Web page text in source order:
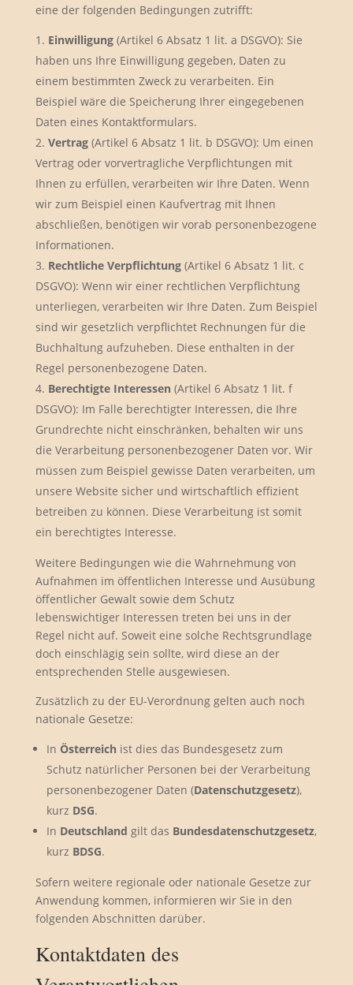
eine der folgenden Bedingungen zutrifft:
Einwilligung(Artikel 6 Absatz 1 lit. a DSGVO): Sie
haben uns Ihre Einwilligung gegeben, Daten zu
einem bestimmten Zweck zu verarbeiten. Ein
Beispiel wäre die Speicherung Ihrer eingegebenen
Daten eines Kontaktformulars.
Vertrag(Artikel 6 Absatz 1 lit. b DSGVO): Um einen
Vertrag oder vorvertragliche Verpflichtungen mit
Ihnen zu erfüllen, verarbeiten wir Ihre Daten. Wenn
wir zum Beispiel einen Kaufvertrag mit Ihnen
abschließen, benötigen wir vorab personenbezogene
Informationen.
Rechtliche Verpflichtung(Artikel 6 Absatz 1 lit. c
DSGVO): Wenn wir einer rechtlichen Verpflichtung
unterliegen, verarbeiten wir Ihre Daten. Zum Beispiel
sind wir gesetzlich verpflichtet Rechnungen für die
Buchhaltung aufzuheben. Diese enthalten in der
Regel personenbezogene Daten.
Berechtigte Interessen (Artikel 6 Absatz 1 lit. f
DSGVO): Im Falle berechtigter Interessen, die Ihre
Grundrechte nicht einschränken, behalten wir uns
die Verarbeitung personenbezogener Daten vor. Wir
müssen zum Beispiel gewisse Daten verarbeiten, um
unsere Website sicher und wirtschaftlich effizient
betreiben zu können. Diese Verarbeitung ist somit
ein berechtigtes Interesse.
Weitere Bedingungen wie die Wahrnehmung von
Aufnahmen im öffentlichen Interesse und Ausübung
öffentlicher Gewalt sowie dem Schutz
lebenswichtiger Interessen treten bei uns in der
Regel nicht auf. Soweit eine solche Rechtsgrundlage
doch einschlägig sein sollte, wird diese an der
entsprechenden Stelle ausgewiesen.
Zusätzlich zu der EU-Verordnung gelten auch noch
nationale Gesetze:
In Österreich ist dies das Bundesgesetz zum
Schutz natürlicher Personen bei der Verarbeitung
personenbezogener Daten (Datenschutzgesetz),
kurz DSG.
In Deutschland gilt das Bundesdatenschutzgesetz,
kurz BDSG.
Sofern weitere regionale oder nationale Gesetze zur
Anwendung kommen, informieren wir Sie in den
folgenden Abschnitten darüber.
Kontaktdaten des